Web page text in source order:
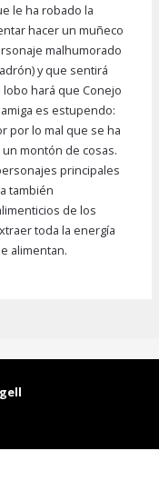
le ha robado la
hacer un muñeco
malhumorado
y que sentirá
hará que Conejo
es estupendo:
por lo mal que se ha
montón de cosas.
principales
también
de los
toda la energía
alimentan.
Palafrugell
h